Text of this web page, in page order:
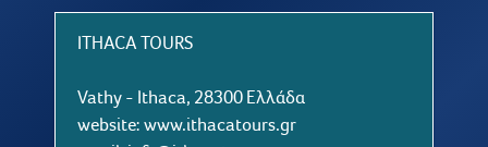
ITHACA TOURS
Vathy - Ithaca, 28300 Ελλάδα
website:www.ithacatours.gr